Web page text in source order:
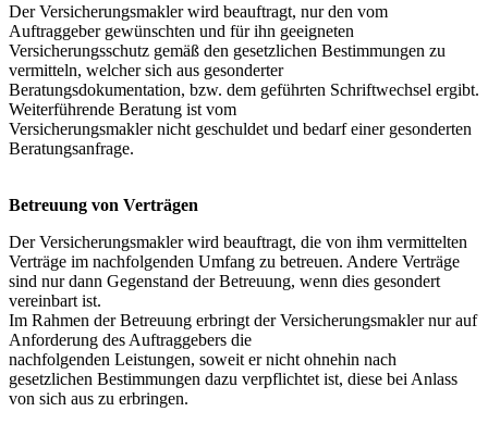
Der Versicherungsmakler wird beauftragt, nur den vom
Auftraggeber gewünschten und für ihn geeigneten
Versicherungsschutz gemäß den gesetzlichen Bestimmungen zu
vermitteln, welcher sich aus gesonderter
Beratungsdokumentation, bzw. dem geführten Schriftwechsel ergibt.
Weiterführende Beratung ist vom
Versicherungsmakler nicht geschuldet und bedarf einer gesonderten
Beratungsanfrage.
Betreuung von Verträgen
Der Versicherungsmakler wird beauftragt, die von ihm vermittelten
Verträge im nachfolgenden Umfang zu betreuen. Andere Verträge
sind nur dann Gegenstand der Betreuung, wenn dies gesondert
vereinbart ist.
Im Rahmen der Betreuung erbringt der Versicherungsmakler nur auf
Anforderung des Auftraggebers die
nachfolgenden Leistungen, soweit er nicht ohnehin nach
gesetzlichen Bestimmungen dazu verpflichtet ist, diese bei Anlass
von sich aus zu erbringen.